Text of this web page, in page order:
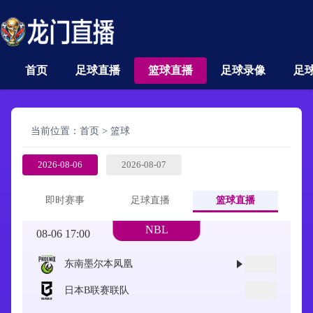
首页 足球直播 篮球直播 足球录像 足
当前位置： 首页 > 篮球
2026-08-06 2026-08-07
即时赛事 足球直播 篮球直播
08-06 17:00 NBL
东南墨尔本凤凰
日本B联赛联队